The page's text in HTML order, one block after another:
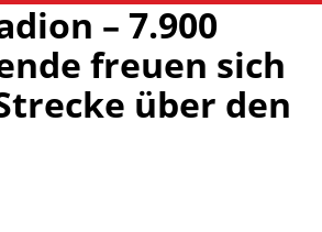
– 7.900
freuen sich
über den